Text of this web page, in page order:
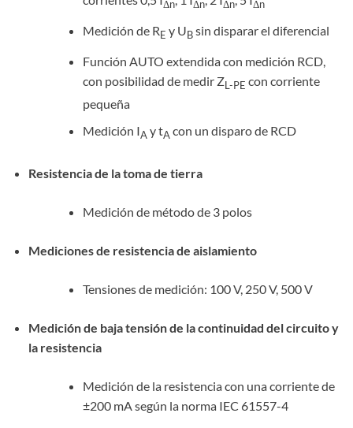
Δn Δn Δn Δn
Medición de RE y UBsin disparar el diferencial
Función AUTO extendida con medición RCD,
con posibilidad de medir ZL-PE con corriente
pequeña
Medición IA y tA con un disparo de RCD
Resistencia de la toma de tierra
Medición de método de 3 polos
Mediciones de resistencia de aislamiento
Tensiones de medición: 100 V, 250 V, 500 V
Medición de baja tensión de la continuidad del circuito y
la resistencia
Medición de la resistencia con una corriente de
±200 mA según la norma IEC 61557-4